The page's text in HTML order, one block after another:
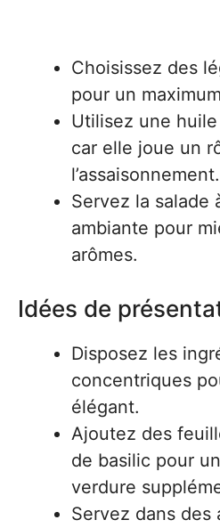
Choisissez des
pour un
Utilisez une
car elle joue un
l’assaisonnement.
Servez la salade
ambiante pour
arômes.
Idées de
Disposez les
concentriques
élégant.
Ajoutez des
de basilic pour
verdure
Servez dans des